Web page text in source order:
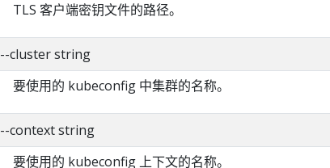
TLS 客户端密钥文件的路径。
--cluster string
要使用的 kubeconfig 中集群的名称。
--context string
要使用的 kubeconfig 上下文的名称。